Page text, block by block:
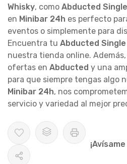
Whisky, como Abducted
en Minibar 24h es perfecto
eventos o simplemente para
Encuentra tu Abducted
nuestra tienda online.
ofertas en Abducted y una
para que siempre tengas algo
Minibar 24h, nos
servicio y variedad al mejor